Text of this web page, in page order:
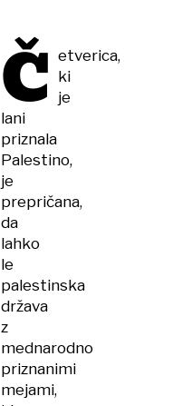
Č etverica,
ki
je
lani
priznala
Palestino,
je
prepričana,
da
lahko
le
palestinska
država
z
mednarodno
priznanimi
mejami,